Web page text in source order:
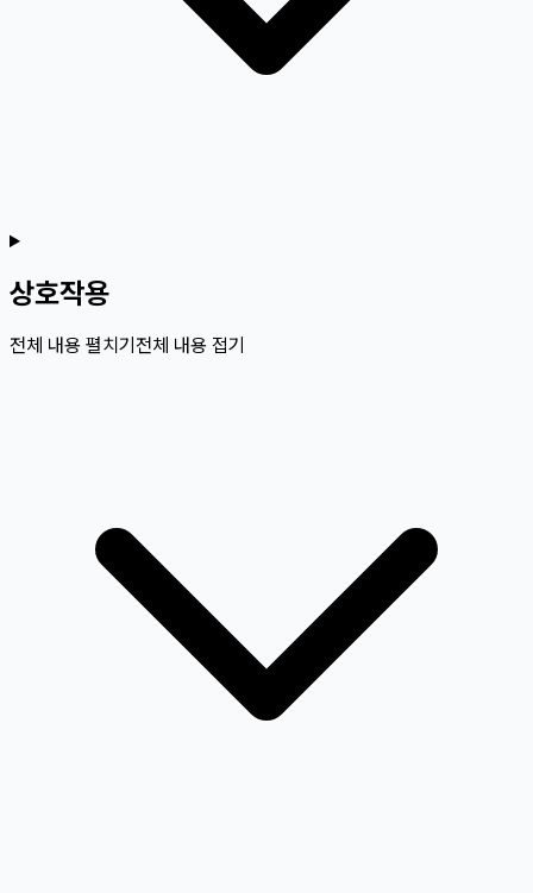
상호작용
전체 내용 펼치기전체 내용 접기